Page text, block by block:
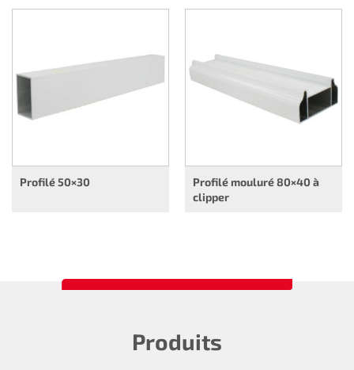
Profilé 50×30
Profilé mouluré 80×40 à
clipper
Produits